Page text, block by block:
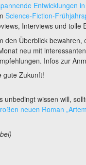
Entwicklungen
Science-Fiction-
Interviews und tolle
den Überblick
neu mit
Infos zur
gute Zukunft!
unbedingt wissen will,
neuen Roman